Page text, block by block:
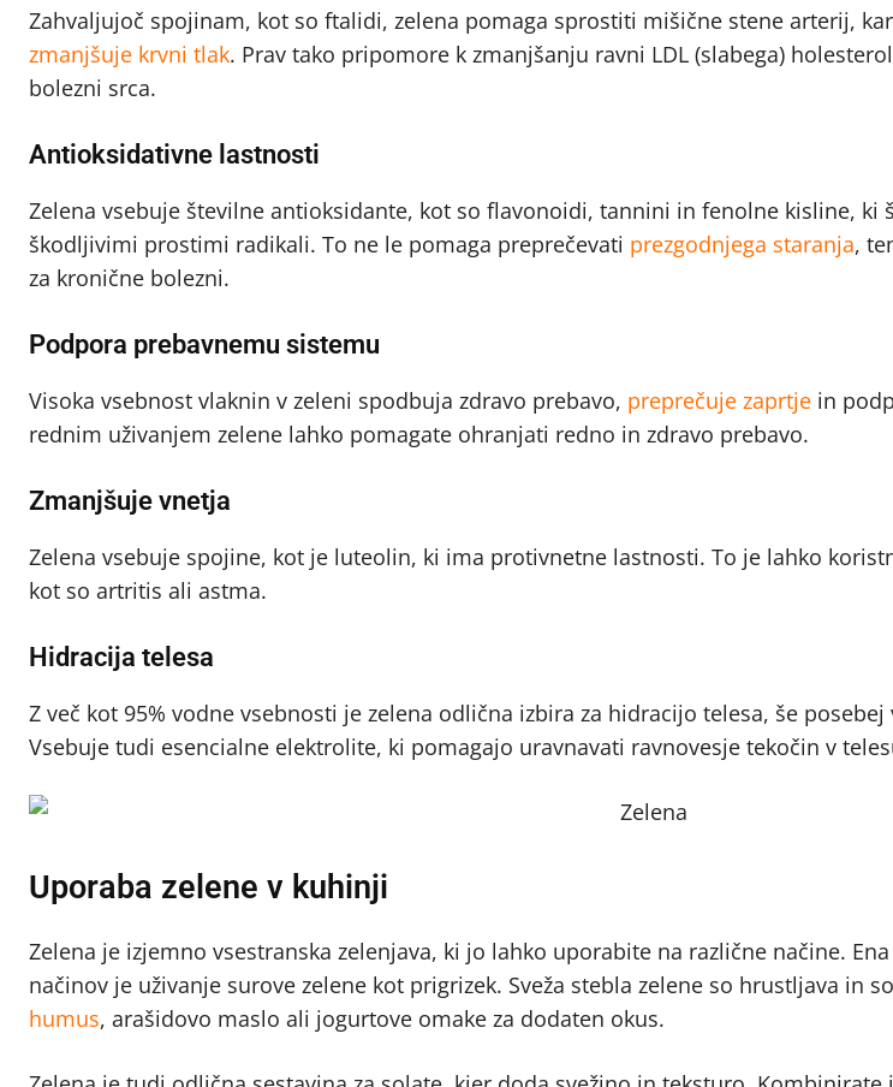
Zahvaljujoč spojinam, kot so ftalidi, zelena pomaga sprostiti mišične stene arterij,
zmanjšuje krvni tlak. Prav tako pripomore k zmanjšanju ravni LDL (slabega)
bolezni srca.
Antioksidativne lastnosti
Zelena vsebuje številne antioksidante, kot so flavonoidi, tannini in fenolne kisline, ki
škodljivimi prostimi radikali. To ne le pomaga preprečevati prezgodnjega staranja,
za kronične bolezni.
Podpora prebavnemu sistemu
Visoka vsebnost vlaknin v zeleni spodbuja zdravo prebavo, preprečuje zaprtje in
rednim uživanjem zelene lahko pomagate ohranjati redno in zdravo prebavo.
Zmanjšuje vnetja
Zelena vsebuje spojine, kot je luteolin, ki ima protivnetne lastnosti. To je lahko
kot so artritis ali astma.
Hidracija telesa
Z več kot 95% vodne vsebnosti je zelena odlična izbira za hidracijo telesa, še
Vsebuje tudi esencialne elektrolite, ki pomagajo uravnavati ravnovesje tekočin v
Uporaba zelene v kuhinji
Zelena je izjemno vsestranska zelenjava, ki jo lahko uporabite na različne načine.
načinov je uživanje surove zelene kot prigrizek. Sveža stebla zelene so hrustljava in
humus, arašidovo maslo ali jogurtove omake za dodaten okus.